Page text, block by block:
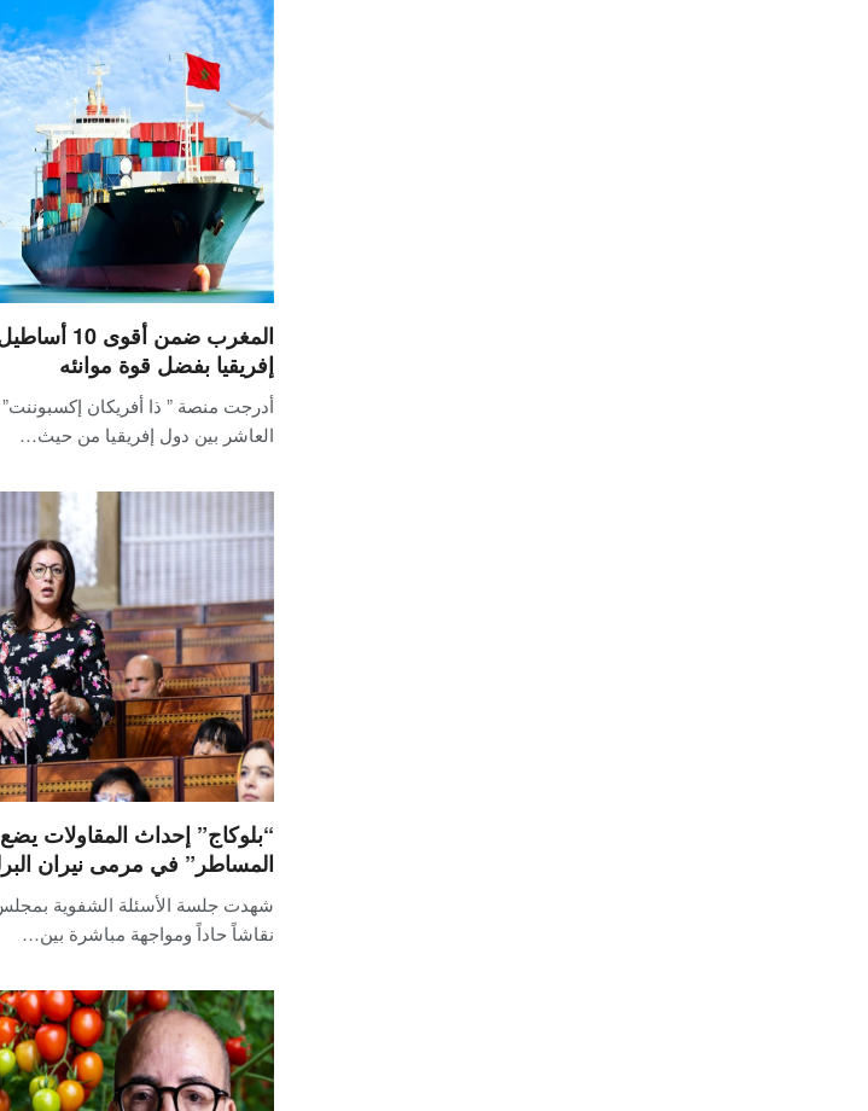
المغرب ضمن
إفريقيا بفضل قوة موانئه
أدرجت منصة ” ذا أفريكان
العاشر بين دول إفريقيا من حيث…
“بلوكاج” إحداث المقاولات
المساطر” في مرمى نيران
شهدت جلسة الأسئلة الشفوية بمجلس
نقاشاً حاداً ومواجهة مباشرة بين…